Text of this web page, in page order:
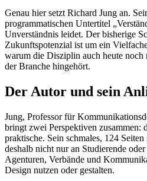
Genau hier setzt Richard Jung an.
programmatischen Untertitel
Unverständnis leidet. Der bisherige
Zukunftspotenzial ist um ein
warum die Disziplin auch heute noch
der Branche hingehört.
Der Autor und sein
Jung, Professor für
bringt zwei Perspektiven zusammen:
praktische. Sein schmales, 124
deshalb nicht nur an Studierende
Agenturen, Verbände und
Design nutzen oder gestalten.